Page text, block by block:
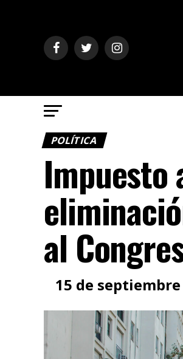
POLÍTICA
Impuesto
al
15 de septiembre